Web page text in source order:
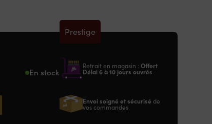
En stock
Prestige
Retrait en magasin : Offert
Délai 6 à 10 jours ouvrés
Envoi soigné et sécurisé de
vos commandes